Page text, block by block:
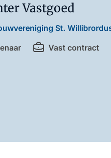
Vastgoed
St.
Vast contract